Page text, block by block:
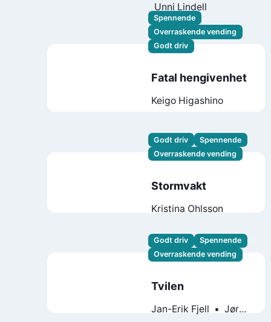
Unni Lindell
Spennende
Overraskende vending
Godt driv
Fatal hengivenhet
Keigo Higashino
Godt driv
Spennende
Overraskende vending
Stormvakt
Kristina Ohlsson
Godt driv
Spennende
Overraskende vending
Tvilen
Jan-Erik Fjell
Jørn